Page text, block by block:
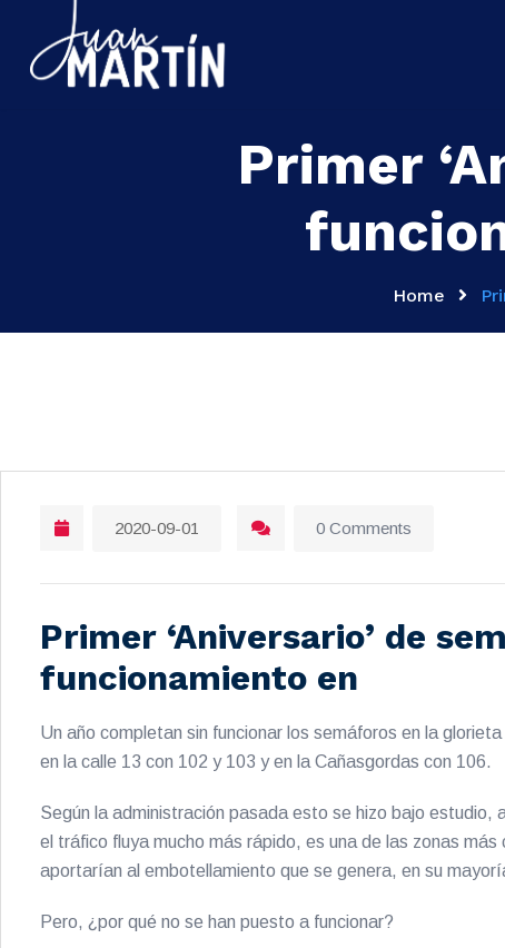
Primer
Home
2020-09-01 0 Comments
Primer ‘Aniversario’ de
funcionamiento en
Un año completan sin funcionar los semáforos en la
en la calle 13 con 102 y 103 y en la Cañasgordas con 106.
Según la administración pasada esto se hizo bajo estudio,
el tráfico fluya mucho más rápido, es una de las zonas
aportarían al embotellamiento que se genera, en su
Pero, ¿por qué no se han puesto a funcionar?